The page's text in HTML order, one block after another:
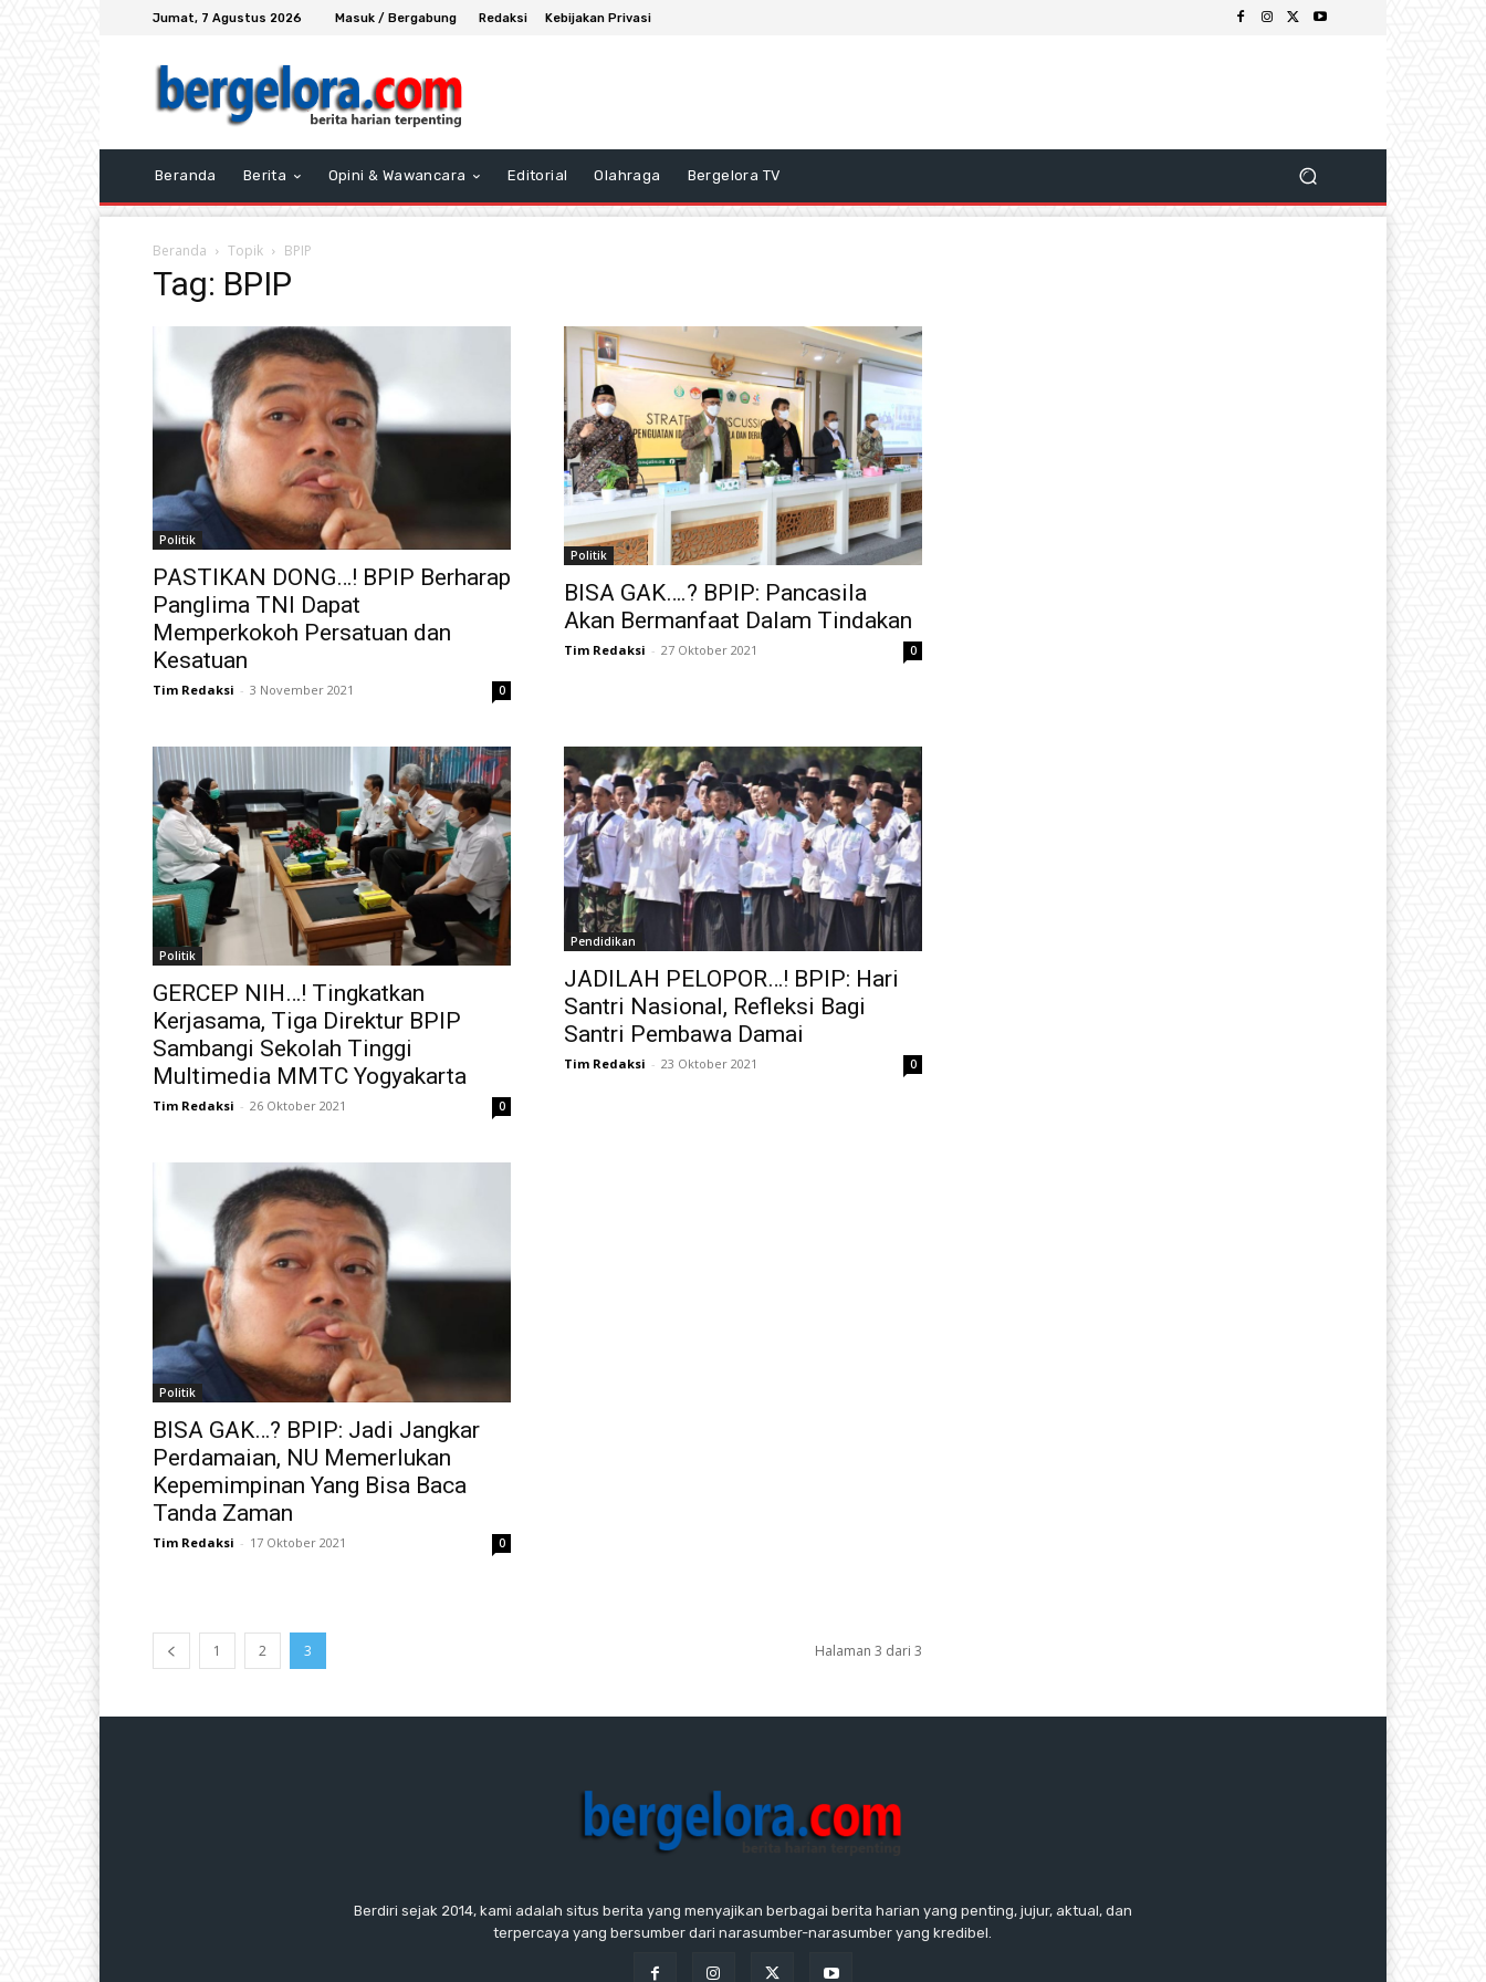
Jumat, 7 Agustus 2026 Masuk / Bergabung Redaksi Kebijakan Privasi
Beranda Berita Opini & Wawancara Editorial Olahraga Bergelora TV
Beranda Topik BPIP
Tag: BPIP
Politik
PASTIKAN DONG…! BPIP Berharap
Panglima TNI Dapat
Memperkokoh Persatuan dan
Kesatuan
Tim Redaksi - 3 November 2021 0
Politik
BISA GAK….? BPIP: Pancasila
Akan Bermanfaat Dalam Tindakan
Tim Redaksi - 27 Oktober 2021 0
Politik
GERCEP NIH…! Tingkatkan
Kerjasama, Tiga Direktur BPIP
Sambangi Sekolah Tinggi
Multimedia MMTC Yogyakarta
Tim Redaksi - 26 Oktober 2021 0
Pendidikan
JADILAH PELOPOR…! BPIP: Hari
Santri Nasional, Refleksi Bagi
Santri Pembawa Damai
Tim Redaksi - 23 Oktober 2021 0
Politik
BISA GAK…? BPIP: Jadi Jangkar
Perdamaian, NU Memerlukan
Kepemimpinan Yang Bisa Baca
Tanda Zaman
Tim Redaksi - 17 Oktober 2021 0
1 2 3 Halaman 3 dari 3
Berdiri sejak 2014, kami adalah situs berita yang menyajikan berbagai berita harian yang penting, jujur, aktual, dan
terpercaya yang bersumber dari narasumber-narasumber yang kredibel.